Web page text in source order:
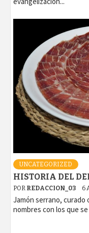
UNCATEGORIZED
HISTORIA DEL
POR REDACCION_03 6
Jamón serrano, curado
nombres con los que